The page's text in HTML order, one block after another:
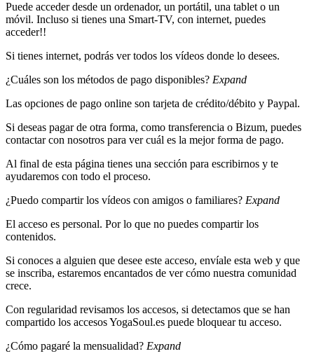
Puede acceder desde un ordenador, un portátil, una tablet o un
móvil. Incluso si tienes una Smart-TV, con internet, puedes
acceder!!
Si tienes internet, podrás ver todos los vídeos donde lo desees.
¿Cuáles son los métodos de pago disponibles? Expand
Las opciones de pago online son tarjeta de crédito/débito y Paypal.
Si deseas pagar de otra forma, como transferencia o Bizum, puedes
contactar con nosotros para ver cuál es la mejor forma de pago.
Al final de esta página tienes una sección para escribirnos y te
ayudaremos con todo el proceso.
¿Puedo compartir los vídeos con amigos o familiares? Expand
El acceso es personal. Por lo que no puedes compartir los
contenidos.
Si conoces a alguien que desee este acceso, envíale esta web y que
se inscriba, estaremos encantados de ver cómo nuestra comunidad
crece.
Con regularidad revisamos los accesos, si detectamos que se han
compartido los accesos YogaSoul.es puede bloquear tu acceso.
¿Cómo pagaré la mensualidad? Expand